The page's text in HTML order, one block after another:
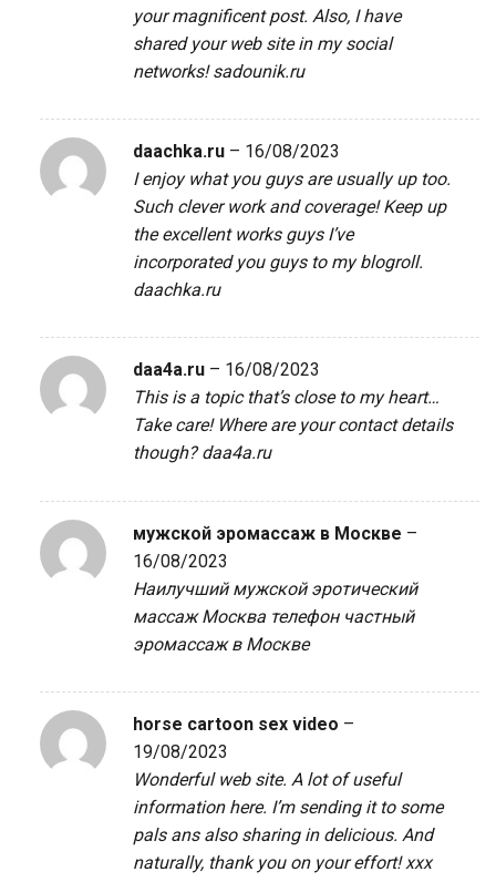
your magnificent post. Also, I have
shared your web site in my social
networks!sadounik.ru
daachka.ru – 16/08/2023
I enjoy what you guys are usually up too.
Such clever work and coverage! Keep up
the excellent works guys I’ve
incorporated you guys to my blogroll.
daachka.ru
daa4a.ru – 16/08/2023
This is a topic that’s close to my heart…
Take care! Where are your contact details
though?daa4a.ru
мужской эромассаж в Москве –
16/08/2023
Наилучший мужской эротический
массаж Москва телефон частный
эромассаж в Москве
horse cartoon sex video –
19/08/2023
Wonderful web site. A lot of useful
information here. I’m sending it to some
pals ans also sharing in delicious. And
naturally, thank you on your effort!xxx